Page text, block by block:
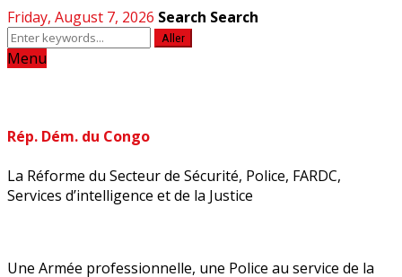
Friday, August 7, 2026 Search Search
Aller
Menu
Rép. Dém. du Congo
La Réforme du Secteur de Sécurité, Police, FARDC,
Services d’intelligence et de la Justice
Une Armée professionnelle, une Police au service de la